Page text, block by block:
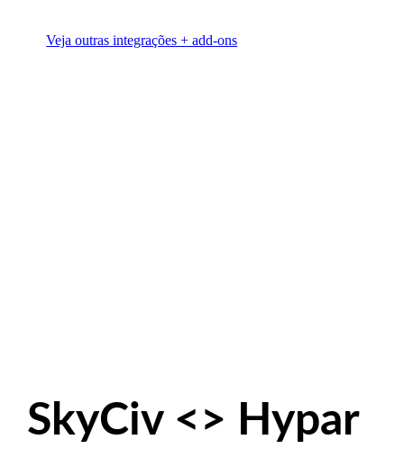
Veja outras integrações + add-ons
SkyCiv <> Hypar